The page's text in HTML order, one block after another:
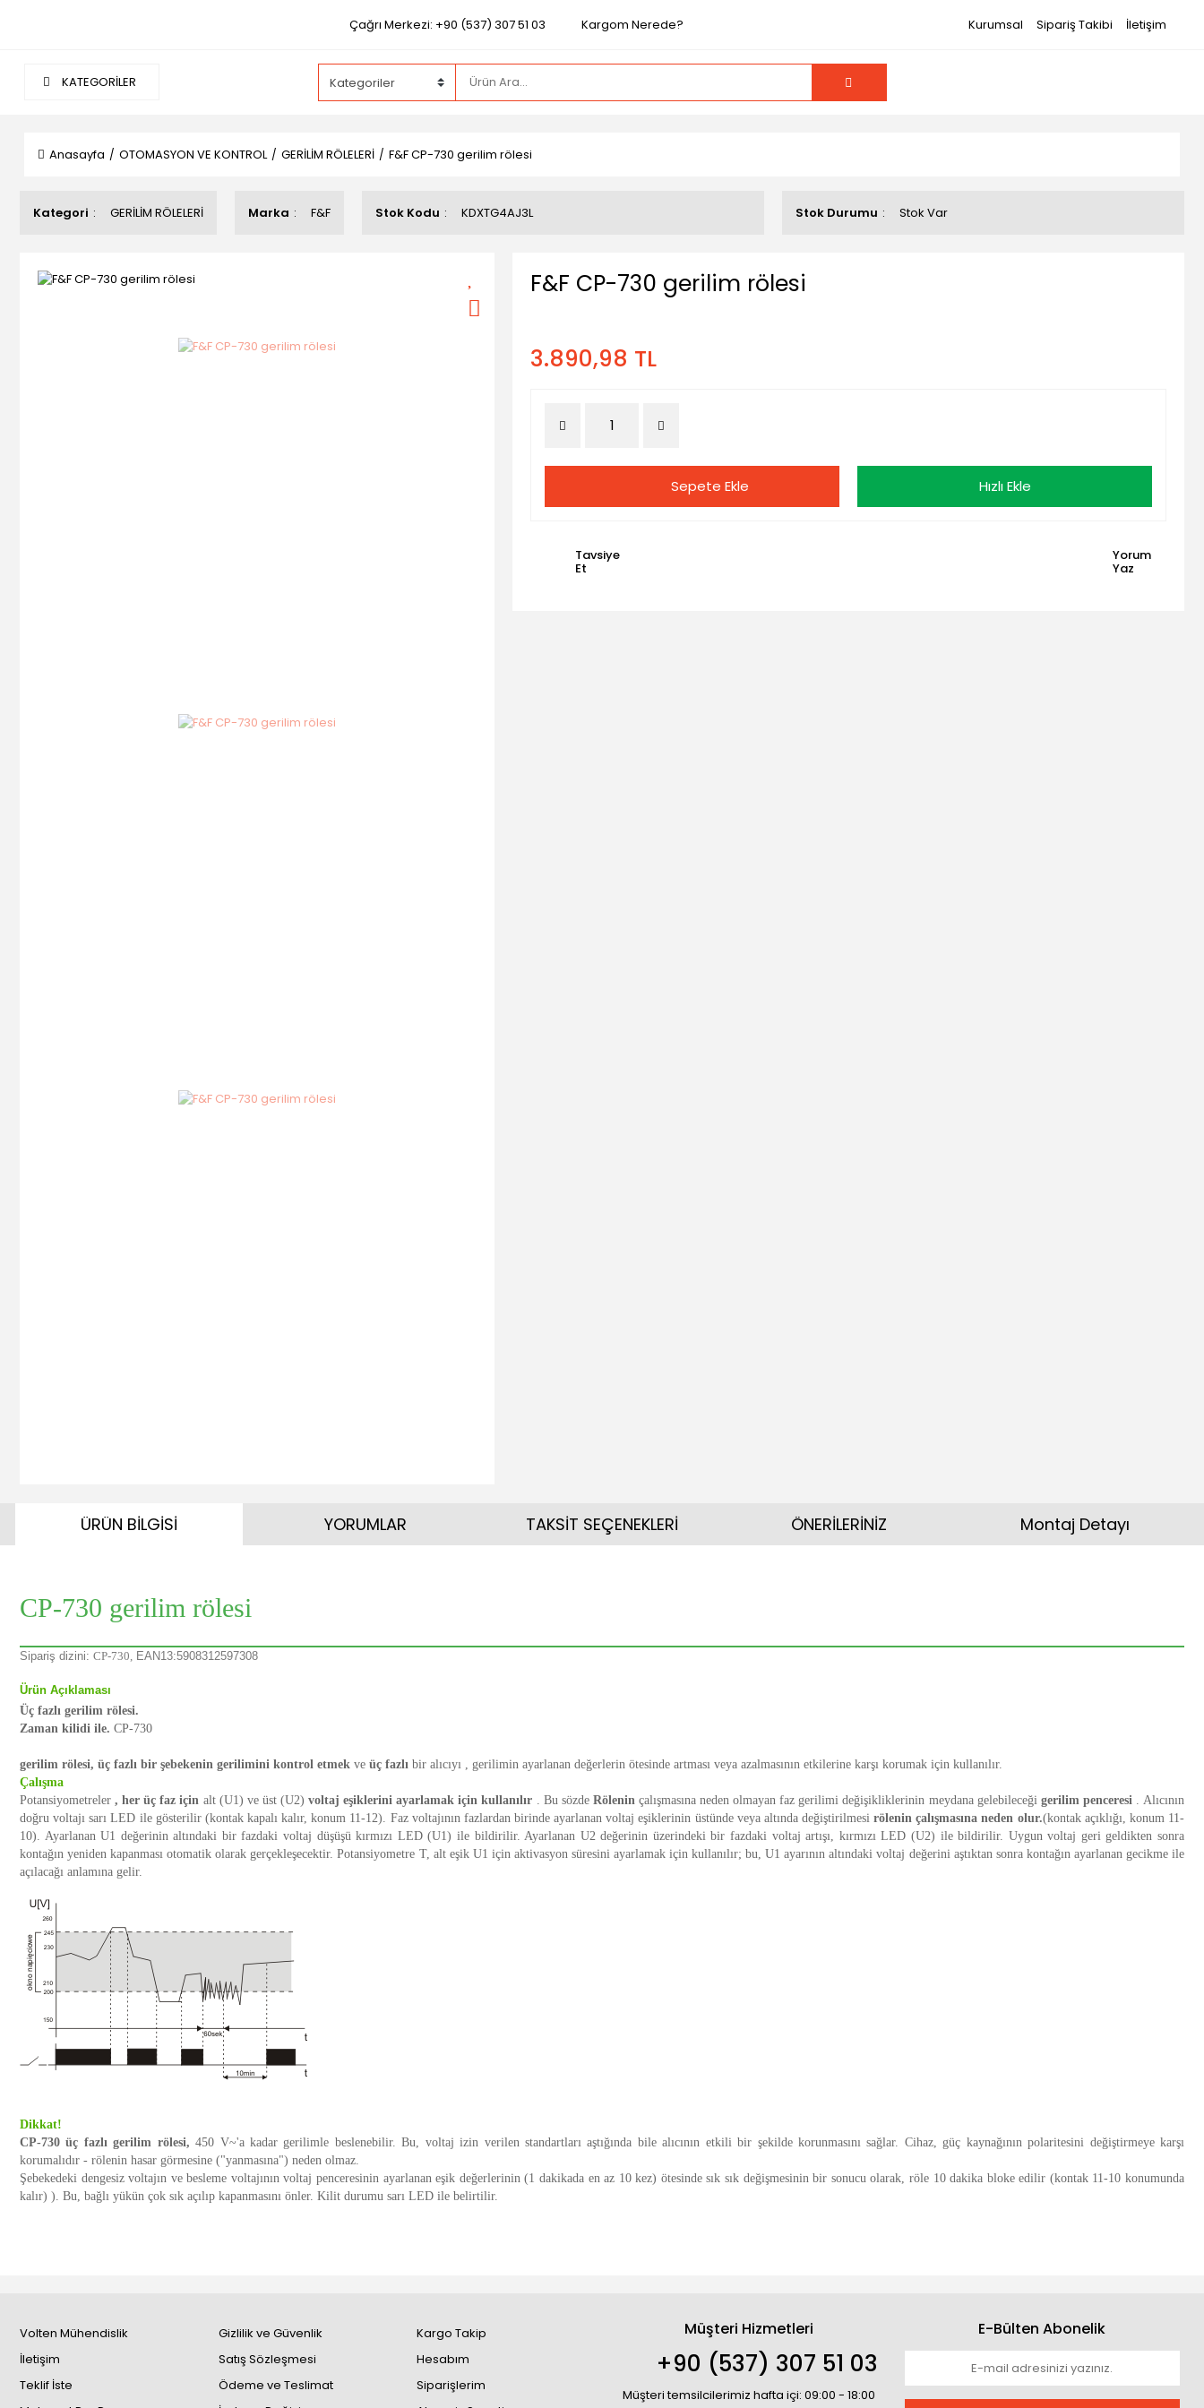
Çağrı Merkezi: +90 (537) 307 51 03 Kargom Nerede? Kurumsal Sipariş Takibi İletişim
KATEGORİLER
Anasayfa OTOMASYON VE KONTROL GERİLİM RÖLELERİ F&F CP-730 gerilim rölesi
Kategori GERİLİM RÖLELERİ Marka F&F Stok Kodu KDXTG4AJ3L Stok Durumu Stok Var
F&F CP-730 gerilim rölesi
3.890,98 TL
Sepete Ekle Hızlı Ekle
Tavsiye
Et
Yorum
Yaz
ÜRÜN BİLGİSİ
CP-730 gerilim rölesi
Sipariş dizini: CP-730, EAN13:5908312597308
Ürün Açıklaması
Üç fazlı gerilim rölesi.
Zaman kilidi ile. CP-730
gerilim rölesi, üç fazlı bir şebekenin gerilimini kontrol etmek ve üç fazlı bir alıcıyı , gerilimin ayarlanan değerlerin ötesinde artması veya azalmasının etkilerine karşı korumak için kullanılır.
Çalışma
Potansiyometreler , her üç faz için alt (U1) ve üst (U2) voltaj eşiklerini ayarlamak için kullanılır . Bu sözde Röleninçalışmasına neden olmayan faz gerilimi değişikliklerinin meydana gelebileceğigerilim penceresi. Alıcının
doğru voltajı sarı LED ile gösterilir (kontak kapalı kalır, konum 11-12). Faz voltajının fazlardan birinde ayarlanan voltaj eşiklerinin üstünde veya altında değiştirilmesi rölenin çalışmasına neden olur.(kontak açıklığı, konum 11-
10). Ayarlanan U1 değerinin altındaki bir fazdaki voltaj düşüşü kırmızı LED (U1) ile bildirilir. Ayarlanan U2 değerinin üzerindeki bir fazdaki voltaj artışı, kırmızı LED (U2) ile bildirilir. Uygun voltaj geri geldikten sonra
kontağın yeniden kapanması otomatik olarak gerçekleşecektir. Potansiyometre T, alt eşik U1 için aktivasyon süresini ayarlamak için kullanılır; bu, U1 ayarının altındaki voltaj değerini aştıktan sonra kontağın ayarlanan gecikme ile
açılacağı anlamına gelir.
Dikkat!
CP-730 üç fazlı gerilim rölesi, 450 V~'a kadar gerilimle beslenebilir. Bu, voltaj izin verilen standartları aştığında bile alıcının etkili bir şekilde korunmasını sağlar. Cihaz, güç kaynağının polaritesini değiştirmeye karşı
korumalıdır - rölenin hasar görmesine ("yanmasına") neden olmaz.
Şebekedeki dengesiz voltajın ve besleme voltajının voltaj penceresinin ayarlanan eşik değerlerinin (1 dakikada en az 10 kez) ötesinde sık sık değişmesinin bir sonucu olarak, röle 10 dakika bloke edilir (kontak 11-10 konumunda
kalır) ). Bu, bağlı yükün çok sık açılıp kapanmasını önler. Kilit durumu sarı LED ile belirtilir.
YORUMLAR TAKSİT SEÇENEKLERİ ÖNERİLERİNİZ Montaj Detayı
Volten Mühendislik
İletişim
Teklif İste
Gizlilik ve Güvenlik
Satış Sözleşmesi
Ödeme ve Teslimat
Kargo Takip
Hesabım
Siparişlerim
Müşteri Hizmetleri
+90 (537) 307 51 03
Müşteri temsilcilerimiz hafta içi: 09:00 - 18:00
E-Bülten Abonelik